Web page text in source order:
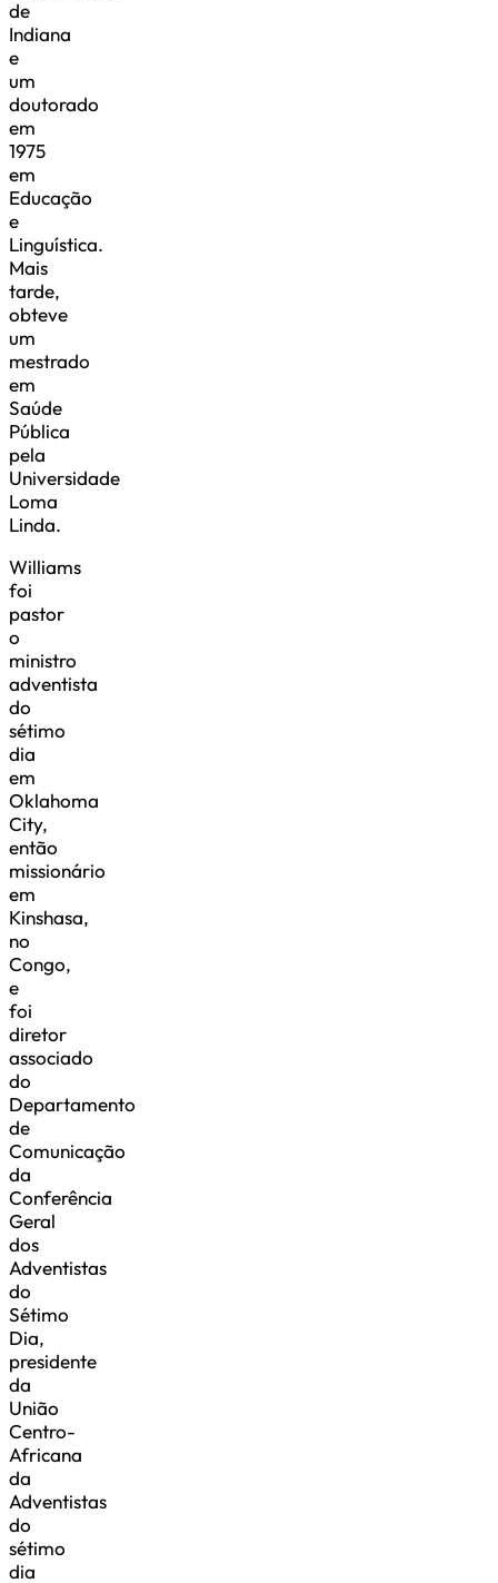
de
Indiana
e
um
doutorado
em
1975
em
Educação
e
Linguística.
Mais
tarde,
obteve
um
mestrado
em
Saúde
Pública
pela
Universidade
Loma
Linda.
Williams
foi
pastor
o
ministro
adventista
do
sétimo
dia
em
Oklahoma
City,
então
missionário
em
Kinshasa,
no
Congo,
e
foi
diretor
associado
do
Departamento
de
Comunicação
da
Conferência
Geral
dos
Adventistas
do
Sétimo
Dia,
presidente
da
União
Centro-
Africana
da
Adventistas
do
sétimo
dia